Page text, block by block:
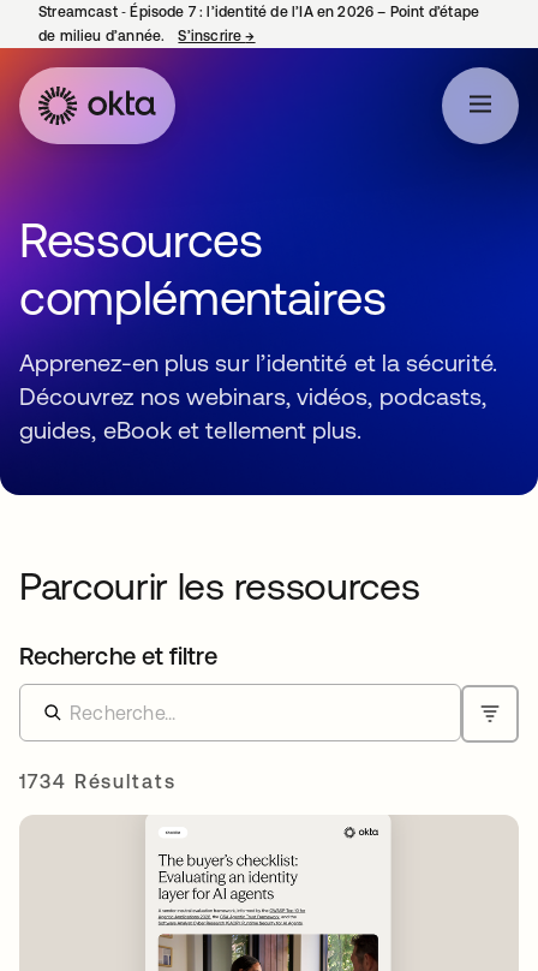
Streamcast ‑ Épisode 7 : l’identité de l’IA en 2026 – Point d’étape
de milieu d’année.
S’inscrire→
Ressources
complémentaires
Apprenez-en plus sur l’identité et la sécurité.
Découvrez nos webinars, vidéos, podcasts,
guides, eBook et tellement plus.
Parcourir les ressources
Recherche et filtre
1734 Résultats